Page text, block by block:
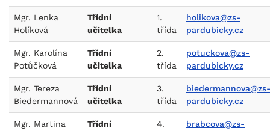
Mgr. Lenka
Holíková
Třídní
učitelka
1.
třída
holikova@zs-
pardubicky.cz
Mgr. Karolína
Potůčková
Třídní
učitelka
2.
třída
potuckova@zs-
pardubicky.cz
Mgr. Tereza
Biedermannová
Třídní
učitelka
3.
třída
biedermannova@zs-
pardubicky.cz
Mgr. Martina
Třídní
4.
brabcova@zs-